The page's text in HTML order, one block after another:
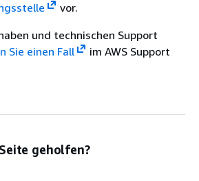
vor.
und technischen Support
Sie einen Fall
im AWS Support
geholfen?